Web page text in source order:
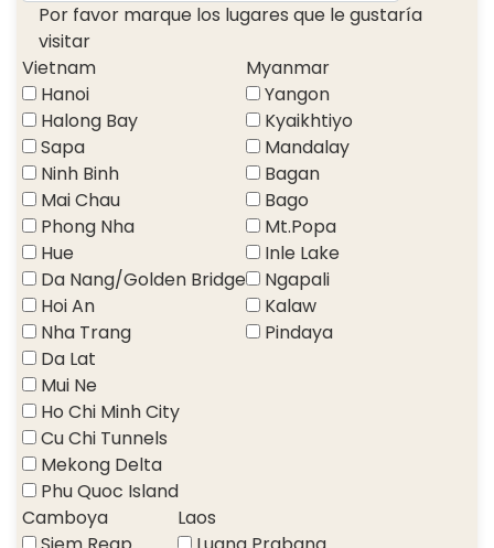
Por favor marque los lugares que le gustaría
visitar
Vietnam
Hanoi
Halong Bay
Sapa
Ninh Binh
Mai Chau
Phong Nha
Hue
Da Nang/Golden Bridge
Hoi An
Nha Trang
Da Lat
Mui Ne
Ho Chi Minh City
Cu Chi Tunnels
Mekong Delta
Phu Quoc Island
Myanmar
Yangon
Kyaikhtiyo
Mandalay
Bagan
Bago
Mt.Popa
Inle Lake
Ngapali
Kalaw
Pindaya
Camboya
Laos